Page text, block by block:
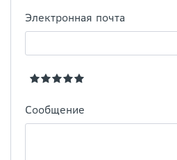
Электронная почта
Сообщение